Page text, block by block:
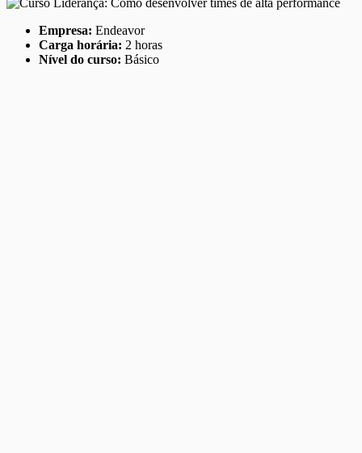
Empresa: Endeavor
Carga horária: 2 horas
Nível do curso: Básico